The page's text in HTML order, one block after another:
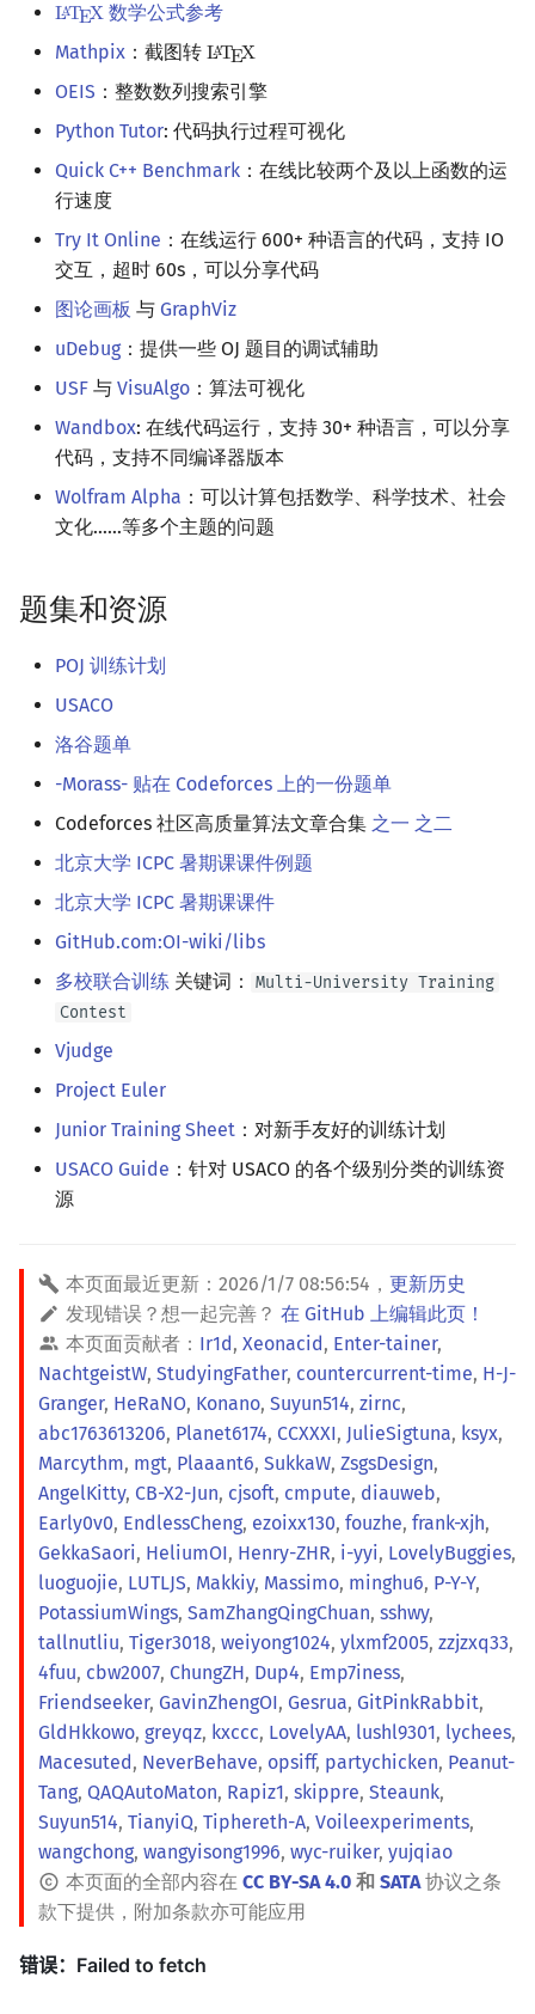
LATEX
LATEX数学公式参考
Mathpix ：截图转 LATEX
LATEX
OEIS ：整数数列搜索引擎
Python Tutor: 代码执行过程可视化
Quick C++ Benchmark ：在线比较两个及以上函数的运
行速度
Try It Online ：在线运行 600+ 种语言的代码，支持 IO
交互，超时 60s，可以分享代码
图论画板 与 GraphViz
uDebug：提供一些 OJ 题目的调试辅助
USF 与 VisuAlgo ：算法可视化
Wandbox: 在线代码运行，支持 30+ 种语言，可以分享
代码，支持不同编译器版本
Wolfram Alpha ：可以计算包括数学、科学技术、社会
文化……等多个主题的问题
题集和资源
POJ 训练计划
USACO
洛谷题单
-Morass- 贴在 Codeforces 上的一份题单
Codeforces 社区高质量算法文章合集 之一 之二
北京大学 ICPC 暑期课课件例题
北京大学 ICPC 暑期课课件
GitHub.com:OI-wiki/libs
多校联合训练 关键词：
Multi-University Training
Contest
Vjudge
Project Euler
Junior Training Sheet ：对新手友好的训练计划
USACO Guide ：针对 USACO 的各个级别分类的训练资
源
本页面最近更新： 2026/1/7 08:56:54 ， 更新历史
发现错误？想一起完善？ 在 GitHub 上编辑此页！
本页面贡献者： Ir1d, Xeonacid, Enter-tainer,
NachtgeistW, StudyingFather, countercurrent-time, H-J-
Granger, HeRaNO, Konano, Suyun514, zirnc,
abc1763613206, Planet6174, CCXXXI, JulieSigtuna, ksyx,
Marcythm, mgt, Plaaant6, SukkaW, ZsgsDesign,
AngelKitty, CB-X2-Jun, cjsoft, cmpute, diauweb,
Early0v0, EndlessCheng, ezoixx130, fouzhe, frank-xjh,
GekkaSaori, HeliumOI, Henry-ZHR, i-yyi, LovelyBuggies,
luoguojie, LUTLJS, Makkiy, Massimo, minghu6, P-Y-Y,
PotassiumWings, SamZhangQingChuan, sshwy,
tallnutliu, Tiger3018, weiyong1024, ylxmf2005, zzjzxq33,
4fuu, cbw2007, ChungZH, Dup4, Emp7iness,
Friendseeker, GavinZhengOI, Gesrua, GitPinkRabbit,
GldHkkowo, greyqz, kxccc, LovelyAA, lushl9301, lychees,
Macesuted, NeverBehave, opsiff, partychicken, Peanut-
Tang, QAQAutoMaton, Rapiz1, skippre, Steaunk,
Suyun514, TianyiQ, Tiphereth-A, Voileexperiments,
wangchong, wangyisong1996, wyc-ruiker, yujqiao
本页面的全部内容在 CC BY-SA 4.0 和 SATA协议之条
款下提供，附加条款亦可能应用